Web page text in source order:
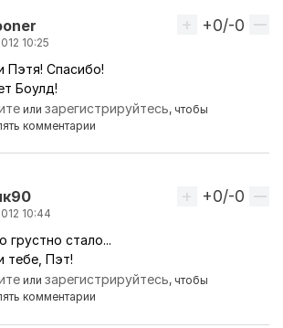
10:25
Вверх
+0/-0
Пэтя! Спасибо!
Боулд!
илизарегистрируйтесь, чтобы
комментарии
10:44
Вверх
+0/-0
грустно стало...
тебе, Пэт!
илизарегистрируйтесь, чтобы
комментарии